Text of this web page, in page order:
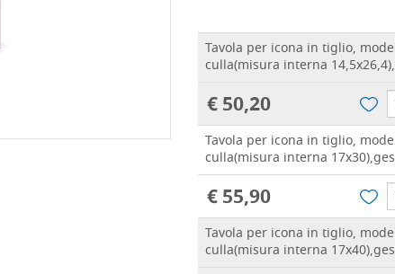
Tavola per icona in tiglio,
culla(misura interna
€ 50,20
Tavola per icona in tiglio,
culla(misura interna
€ 55,90
Tavola per icona in tiglio,
culla(misura interna